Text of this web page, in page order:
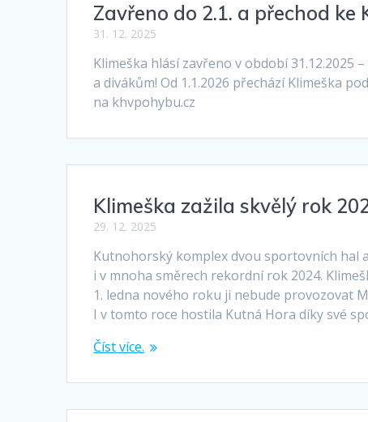
Zavřeno do 2.1. a přechod ke
31. 12. 2025
Klimeška hlásí zavřeno v období 31.12.2025
a divákům! Od 1.1.2026 přechází Klimeška
na khvpohybu.cz
Klimeška zažila skvělý rok
29. 12. 2025
Kutnohorský komplex dvou sportovních hal
i v mnoha směrech rekordní rok 2024.
1. ledna nového roku ji nebude provozovat
I v tomto roce hostila Kutná Hora díky své
Číst více.